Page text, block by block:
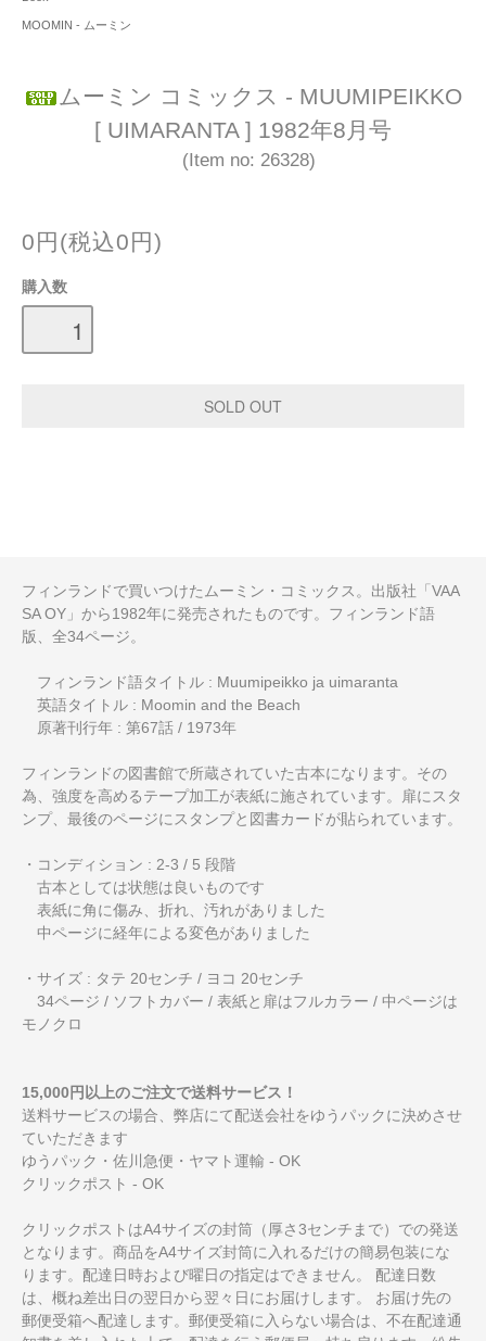
MOOMIN - ムーミン
ムーミン コミックス - MUUMIPEIKKO
[ UIMARANTA ] 1982年8月号
(Item no: 26328)
0円(税込0円)
購入数
フィンランドで買いつけたムーミン・コミックス。出版社「VAA
SA OY」から1982年に発売されたものです。フィンランド語
版、全34ページ。
フィンランド語タイトル : Muumipeikko ja uimaranta
英語タイトル : Moomin and the Beach
原著刊行年 : 第67話 / 1973年
フィンランドの図書館で所蔵されていた古本になります。その
為、強度を高めるテープ加工が表紙に施されています。扉にスタ
ンプ、最後のページにスタンプと図書カードが貼られています。
・コンディション : 2-3 / 5 段階
古本としては状態は良いものです
表紙に角に傷み、折れ、汚れがありました
中ページに経年による変色がありました
・サイズ : タテ 20センチ / ヨコ 20センチ
34ページ / ソフトカバー / 表紙と扉はフルカラー / 中ページは
モノクロ
15,000円以上のご注文で送料サービス！
送料サービスの場合、弊店にて配送会社をゆうパックに決めさせ
ていただきます
ゆうパック・佐川急便・ヤマト運輸 - OK
クリックポスト - OK
クリックポストはA4サイズの封筒（厚さ3センチまで）での発送
となります。商品をA4サイズ封筒に入れるだけの簡易包装にな
ります。配達日時および曜日の指定はできません。 配達日数
は、概ね差出日の翌日から翌々日にお届けします。 お届け先の
郵便受箱へ配達します。郵便受箱に入らない場合は、不在配達通